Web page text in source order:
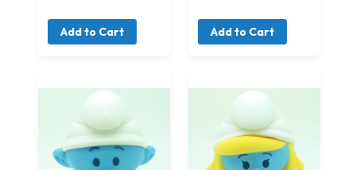
Add to Cart Add to Cart